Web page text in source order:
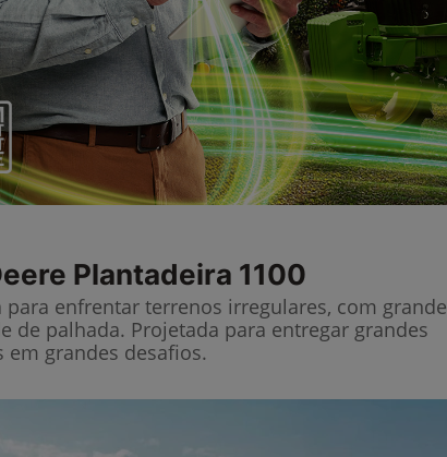
Plantadeira 1100
para enfrentar terrenos irregulares, com grande
de palhada. Projetada para entregar grandes
em grandes desafios.